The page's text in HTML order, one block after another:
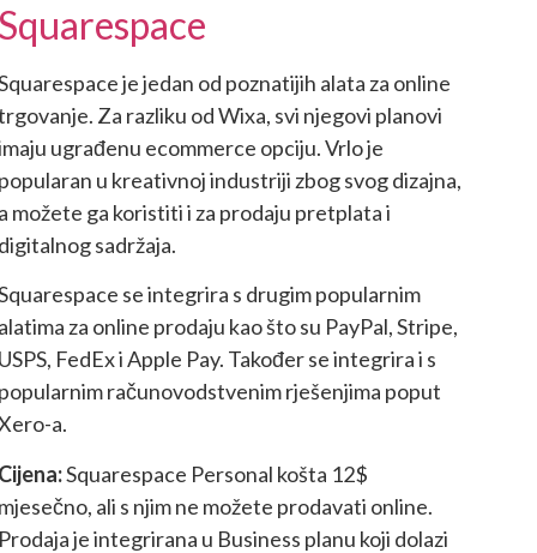
je jedan od poznatijih alata za online
Za razliku od Wixa, svi njegovi planovi
ugrađenu ecommerce opciju. Vrlo je
u kreativnoj industriji zbog svog dizajna,
možete ga koristiti i za prodaju pretplata i
sadržaja.
se integrira s drugim popularnim
za online prodaju kao što su PayPal, Stripe,
FedEx i Apple Pay. Također se integrira i s
računovodstvenim rješenjima poput
a.
Squarespace Personal košta 12$
ali s njim ne možete prodavati online.
je integrirana u Business planu koji dolazi